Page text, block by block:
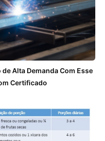
Alta Demanda Com Esse
Certificado